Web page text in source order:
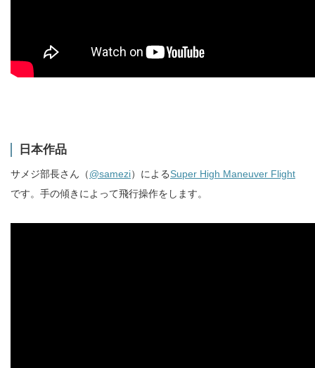
日本作品
サメジ部長さん（@samezi）によるSuper High Maneuver Flight
です。手の傾きによって飛行操作をします。